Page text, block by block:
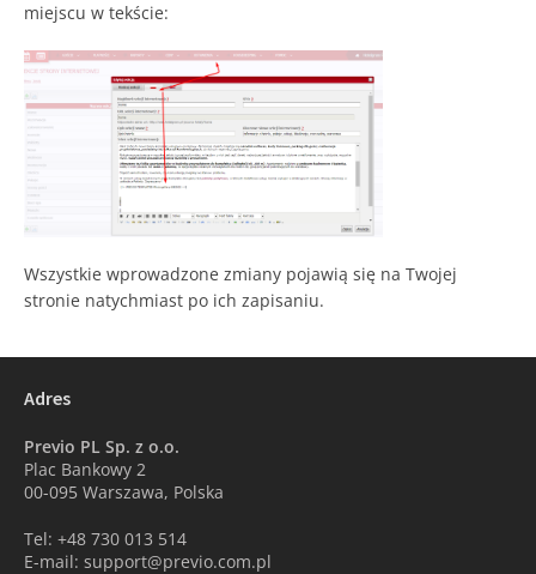
miejscu w tekście:
Wszystkie wprowadzone zmiany pojawią się na Twojej
stronie natychmiast po ich zapisaniu.
Adres
Previo PL Sp. z o.o.
Plac Bankowy 2
00-095 Warszawa, Polska
Tel: +48 730 013 514
E-mail: support@previo.com.pl